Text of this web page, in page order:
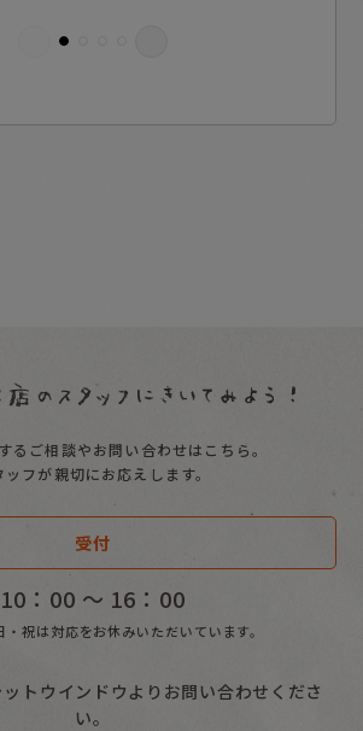
るご相談やお問い合わせはこちら。
ッフが親切にお応えします。
受付
10：00 〜 16：00
祝は対応をお休みいただいています。
トウインドウよりお問い合わせくださ
い。